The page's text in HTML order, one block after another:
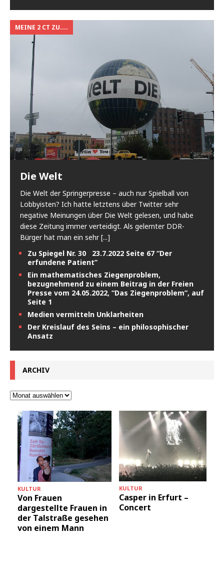
MEINE 2 CT ZU....
Die Welt
Die Welt der Springerpresse – auch nur Spielball von
Lobbyisten? Ich hatte letztens über Twitter sehr
negative Meinungen über Die Welt gelesen, und habe
diese Zeitung immer verteidigt. Als gelernter DDR-
Bürger hat man ein sehr[...]
Zu Spiegel Nr. 30 23.7.2022 Seite 67 “Der
erfundene Patient”
Ein mathematisches Ziegenproblem,
bezugnehmend zu einem Beitrag in der Freien
Presse vom 24.05.2022, “Das Ziegenproblem”, auf
Seite 1
Medien vermitteln Unklarheiten
Der Kreislauf des Seins – ein philosophischer
Ansatz
ARCHIV
KULTUR
Von Frauen
dargestellte Frauen in
der Talstraße gesehen
von einem Mann
KULTUR
Casper in Erfurt –
Concert